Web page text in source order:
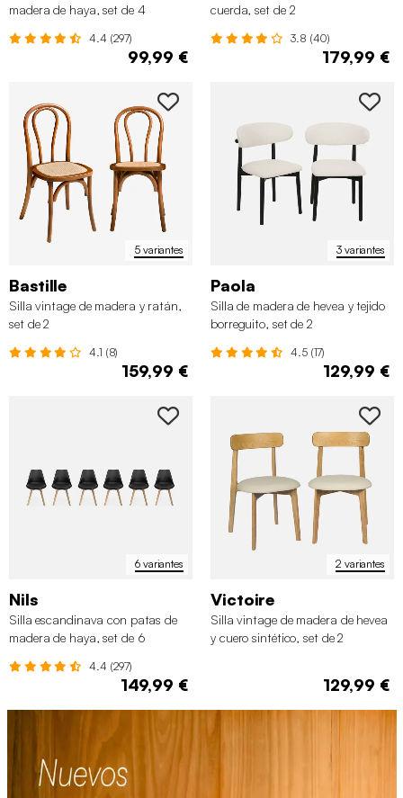
madera de haya, set de 4
4.4 (297)
99,99 €
cuerda, set de 2
3.8 (40)
179,99 €
5 variantes
Bastille
Silla vintage de madera y ratán,
set de 2
4.1 (8)
159,99 €
3 variantes
Paola
Silla de madera de hevea y tejido
borreguito, set de 2
4.5 (17)
129,99 €
6 variantes
Nils
Silla escandinava con patas de
madera de haya, set de 6
4.4 (297)
149,99 €
2 variantes
Victoire
Silla vintage de madera de hevea
y cuero sintético, set de 2
129,99 €